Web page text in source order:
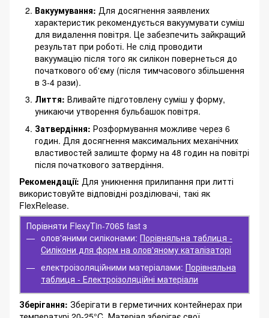
Вакуумування: Для досягнення заявлених
характеристик рекомендується вакуумувати суміш
для видалення повітря. Це забезпечить зайкращий
результат при роботі. Не слід проводити
вакуумацію після того як силікон повернеться до
початкового об'єму (після тимчасового збільшення
в 3-4 рази).
Лиття: Вливайте підготовлену суміш у форму,
уникаючи утворення бульбашок повітря.
Затвердіння: Розформування можливе через 6
годин. Для досягнення максимальних механічних
властивостей залиште форму на 48 годин на повітрі
після початкового затвердіння.
Рекомендації: Для уникнення прилипання при литті
використовуйте відповідні розділювачі, такі як
FlexRelease.
Порівняти FlexyTin-7065 fast з
олов'яними силіконами: Порівняльна таблиця -
Силікони для форм на олов'яному каталізаторі
електроізоляційними матеріалами: Порівняльна
таблиця - Електроізоляційні матеріали
Зберігання: Зберігати в герметичних контейнерах при